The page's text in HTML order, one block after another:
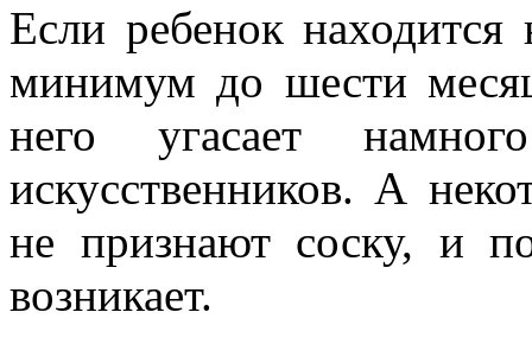
Если ребенок
минимум до шести
него угасает
искусственников. А
не признают соску, и
возникает.